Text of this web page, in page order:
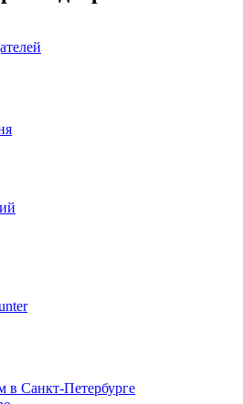
в Санкт-Петербурге